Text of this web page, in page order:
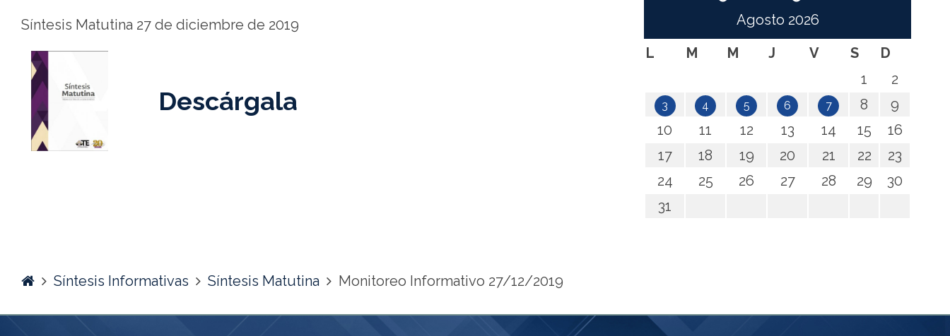
Síntesis Matutina 27 de diciembre de 2019
Descárgala
Agosto 2026
L
M M J V S
D
1
2
3 4 5 6 7 8
9
10
11 12 13 14 15
16
17
18 19 20 21 22
23
24
25 26 27 28 29
30
31
HomeSíntesis Informativas Síntesis Matutina Monitoreo Informativo 27/12/2019